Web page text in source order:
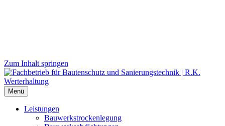
Zum Inhalt springen
Menü
Leistungen
Bauwerks­trockenlegung